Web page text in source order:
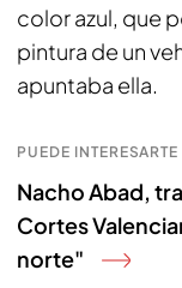
color azul, que
pintura de un
apuntaba ella.
PUEDE INTERESARTE
Nacho Abad,
Cortes
norte"